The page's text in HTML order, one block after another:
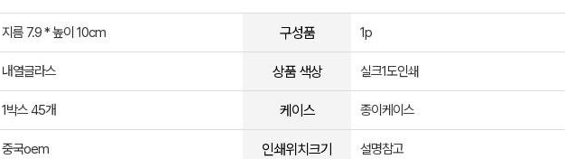
지름 7.9 * 높이 10cm 구성품 1p
내열글라스 상품 색상 실크1도인쇄
1박스 45개 케이스 종이케이스
중국oem 인쇄위치크기 설명참고